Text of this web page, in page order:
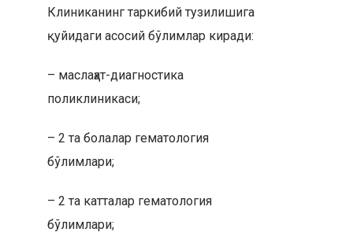
Клиниканинг таркибий тузилишига
қуйидаги асосий бўлимлар киради:
– маслаҳат-диагностика
поликлиникаси;
– 2 та болалар гематология
бўлимлари;
– 2 та катталар гематология
бўлимлари;